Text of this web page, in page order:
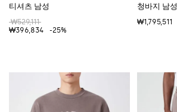
티셔츠 남성
₩529,111
₩396,834
-25%
청바지 남성
₩1,795,511